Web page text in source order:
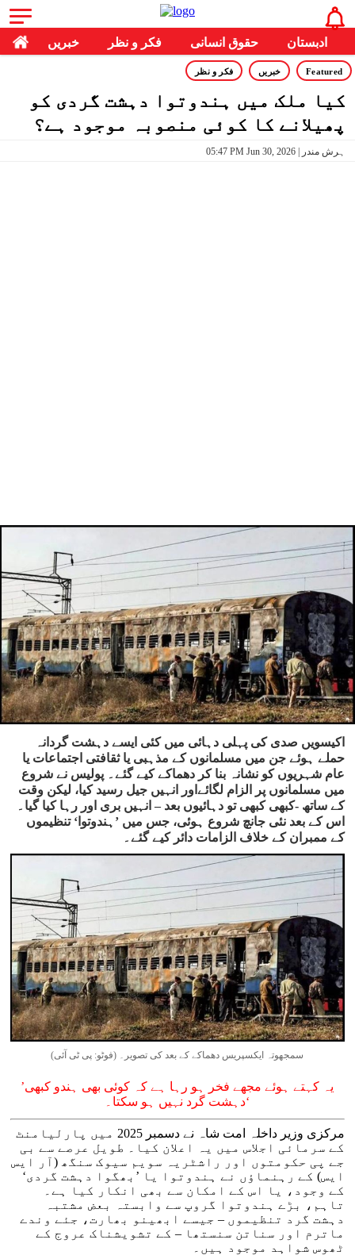
خبریں فکر و نظر حقوق انسانی ادبستان
Featured خبریں فکر و نظر
کیا ملک میں ہندوتوا دہشت گردی کو
پھیلانے کا کوئی منصوبہ موجود ہے؟
05:47 PM Jun 30, 2026 | ہرش مندر
اکیسویں صدی کی پہلی دہائی میں کئی ایسے دہشت گردانہ
حملے ہوئے جن میں مسلمانوں کے مذہبی یا ثقافتی اجتماعات یا
عام شہریوں کو نشانہ بنا کر دھماکے کیے گئے۔ پولیس نے شروع
میں مسلمانوں پر الزام لگائےاور انہیں جیل رسید کیا، لیکن وقت
کے ساتھ -کبھی کبھی تو دہائیوں بعد – انہیں بری اور رہا کیا گیا۔
اس کے بعد نئی جانچ شروع ہوئی، جس میں ’ہندوتوا‘ تنظیموں
کے ممبران کے خلاف الزامات دائر کیے گئے۔
سمجھوتہ ایکسپریس دھماکے کے بعد کی تصویر۔ (فوٹو: پی ٹی آئی)
’یہ کہتے ہوئے مجھے فخر ہو رہا ہے کہ کوئی بھی ہندو کبھی
دہشت گرد نہیں ہو سکتا۔‘
مرکزی وزیر داخلہ امت شاہ نے دسمبر 2025 میں پارلیامنٹ
کے سرمائی اجلاس میں یہ اعلان کیا۔ طویل عرصے سے بی
جے پی حکومتوں اور راشٹریہ سویم سیوک سنگھ (آر ایس
ایس) کے رہنماؤں نے ہندوتوا یا ’بھگوا دہشت گردی‘
کے وجود، یا اس کے امکان سے بھی انکار کیا ہے۔
تاہم، بڑے ہندوتوا گروپ سے وابستہ بعض مشتبہ
دہشت گرد تنظیموں – جیسے ابھینو بھارت، جئے وندے
ماترم اور سناتن سنستھا – کے تشویشناک عروج کے
ٹھوس شواہد موجود ہیں۔